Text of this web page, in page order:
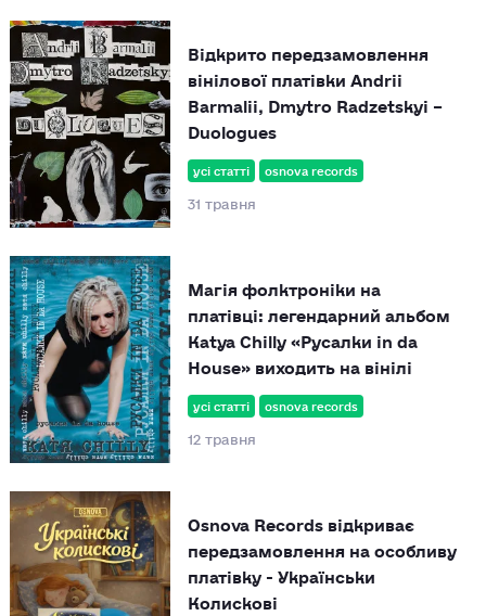
усі статті osnova records
31 травня
Відкрито передзамовлення
вінілової платівки Andrii
Barmalii, Dmytro Radzetskyi –
Duologues
усі статті osnova records
12 травня
Магія фолктроніки на
платівці: легендарний альбом
Katya Chilly «Русалки in da
House» виходить на вінілі
Osnova Records відкриває
передзамовлення на особливу
платівку - Українськи
Колискові